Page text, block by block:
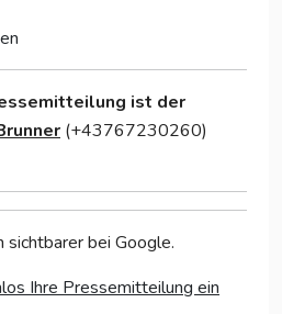
ist der
(‭+43767230260)
bei Google.
Ihre Pressemitteilung ein